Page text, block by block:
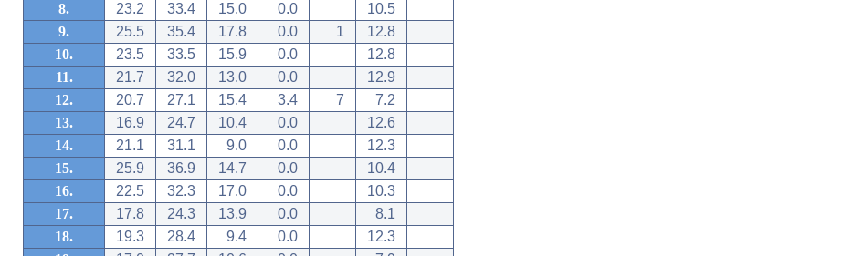
8.
23.2 33.4 15.0 0.0
10.5
9.
25.5 35.4 17.8 0.0 1
12.8
10.
23.5 33.5 15.9 0.0
12.8
11.
21.7 32.0 13.0 0.0
12.9
12.
20.7 27.1 15.4 3.4 7
7.2
13.
16.9 24.7 10.4 0.0
12.6
14.
21.1 31.1 9.0 0.0
12.3
15.
25.9 36.9 14.7 0.0
10.4
16.
22.5 32.3 17.0 0.0
10.3
17.
17.8 24.3 13.9 0.0
8.1
18.
19.3 28.4 9.4 0.0
12.3